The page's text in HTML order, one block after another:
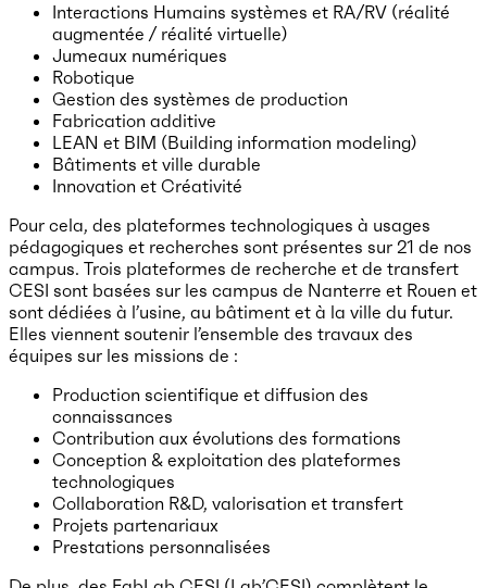
Interactions Humains systèmes et RA/RV (réalité
augmentée / réalité virtuelle)
Jumeaux numériques
Robotique
Gestion des systèmes de production
Fabrication additive
LEAN et BIM (Building information modeling)
Bâtiments et ville durable
Innovation et Créativité
Pour cela, des plateformes technologiques à usages
pédagogiques et recherches sont présentes sur 21 de nos
campus. Trois plateformes de recherche et de transfert
CESI sont basées sur les campus de Nanterre et Rouen et
sont dédiées à l’usine, au bâtiment et à la ville du futur.
Elles viennent soutenir l’ensemble des travaux des
équipes sur les missions de :
Production scientifique et diffusion des
connaissances
Contribution aux évolutions des formations
Conception & exploitation des plateformes
technologiques
Collaboration R&D, valorisation et transfert
Projets partenariaux
Prestations personnalisées